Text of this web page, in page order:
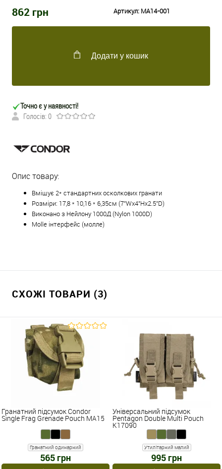
862 грн Артикул: MA14-001
Додати у кошик
Точно є у наявності!
Голосів: 0
Опис товару:
Вміщує 2* стандартних осколкових гранати
Розміри: 17,8 * 10,16 * 6,35см (7"Wx4"Hx2.5"D)
Виконано з Нейлону 1000Д (Nylon 1000D)
Molle інтерфейс (молле)
СХОЖІ ТОВАРИ (3)
Гранатний підсумок Condor
Single Frag Grenade Pouch MA15
Гранатний одинарний
565 грн
Універсальний підсумок
Pentagon Double Multi Pouch
K17090
Утилітарний малий
995 грн